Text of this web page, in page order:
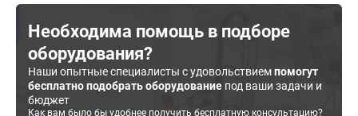
Необходима помощь в подборе
оборудования?
Наши опытные специалисты с удовольствиемпомогут
бесплатно подобрать оборудование под ваши задачи и
бюджет
Как вам было бы удобнее получить бесплатную консультацию?